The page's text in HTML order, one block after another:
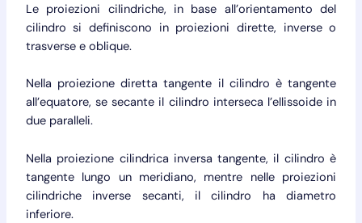
Le proiezioni cilindriche, in base all’orientamento del
cilindro si definiscono in proiezioni dirette, inverse o
trasverse e oblique.
Nella proiezione diretta tangente il cilindro è tangente
all’equatore, se secante il cilindro interseca l’ellissoide in
due paralleli.
Nella proiezione cilindrica inversa tangente, il cilindro è
tangente lungo un meridiano, mentre nelle proiezioni
cilindriche inverse secanti, il cilindro ha diametro
inferiore.